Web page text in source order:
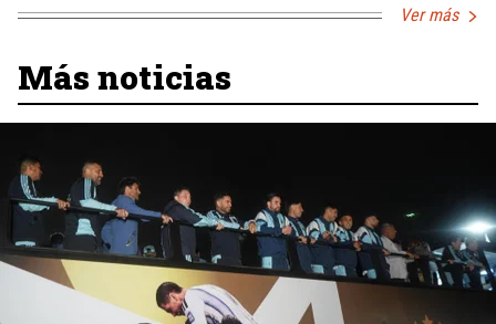
Ver más
Más noticias